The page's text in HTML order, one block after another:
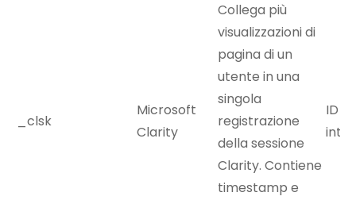
_clsk
Microsoft
Clarity
Collega più
visualizzazioni di
pagina di un
utente in una
singola
registrazione
della sessione
Clarity. Contiene
timestamp e
ID